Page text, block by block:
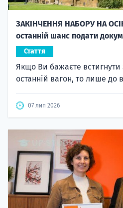
ЗАКІНЧЕННЯ НАБОРУ НА
останній шанс подати
Стаття
Якщо Ви бажаєте встигнути
останній вагон, то лише до
07 лип 2026